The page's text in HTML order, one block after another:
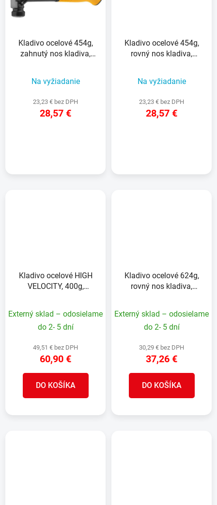
Kladivo ocelové 454g,
zahnutý nos kladiva,
Na vyžiadanie
23,23 € bez DPH
28,57 €
Kladivo ocelové 454g,
rovný nos kladiva,
Na vyžiadanie
23,23 € bez DPH
28,57 €
Kladivo ocelové HIGH
VELOCITY, 400g,
Externý sklad – odosielame
do 2- 5 dní
49,51 € bez DPH
60,90 €
DO KOŠÍKA
Kladivo ocelové 624g,
rovný nos kladiva,
Externý sklad – odosielame
do 2- 5 dní
30,29 € bez DPH
37,26 €
DO KOŠÍKA